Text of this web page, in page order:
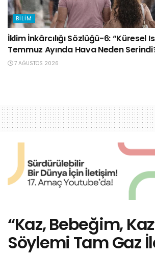
BILIM
İklim İnkârcılığı Sözlüğü-6: “Küresel
Temmuz Ayında Hava Neden
7 AĞUSTOS 2026
“Kaz, Bebeğim,
Söylemi Tam Gaz